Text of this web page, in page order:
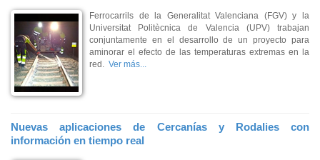
Ferrocarrils de la Generalitat Valenciana (FGV) y la
Universitat Politècnica de Valencia (UPV) trabajan
conjuntamente en el desarrollo de un proyecto para
aminorar el efecto de las temperaturas extremas en la
red. Ver más...
Nuevas aplicaciones de Cercanías y Rodalies con
información en tiempo real